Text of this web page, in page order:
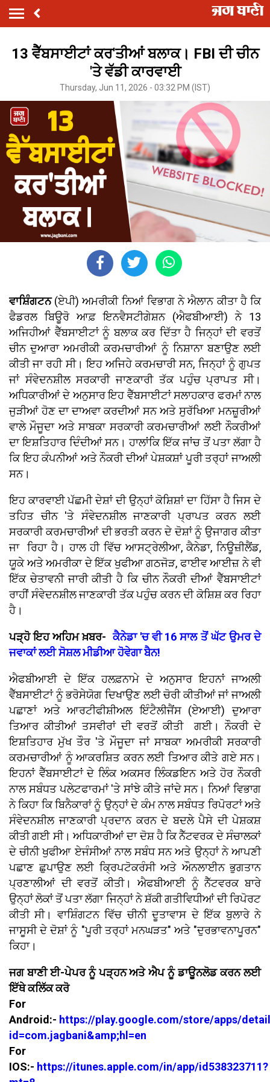
13 ਵੈੱਬਸਾਈਟਾਂ ਕਰ'ਤੀਆਂ ਬਲਾਕ। FBI ਦੀ ਚੀਨ
'ਤੇ ਵੱਡੀ ਕਾਰਵਾਈ
Thursday, Jun 11, 2026 - 03:32 PM (IST)
ਵਾਸ਼ਿੰਗਟਨ(ਏਪੀ) ਅਮਰੀਕੀ ਨਿਆਂ ਵਿਭਾਗ ਨੇ ਐਲਾਨ ਕੀਤਾ ਹੈ ਕਿ
ਫੈਡਰਲ ਬਿਊਰੋ ਆਫ਼ ਇਨਵੈਸਟੀਗੇਸ਼ਨ (ਐਫਬੀਆਈ) ਨੇ 13
ਅਜਿਹੀਆਂ ਵੈੱਬਸਾਈਟਾਂ ਨੂੰ ਬਲਾਕ ਕਰ ਦਿੱਤਾ ਹੈ ਜਿਨ੍ਹਾਂ ਦੀ ਵਰਤੋਂ
ਚੀਨ ਦੁਆਰਾ ਅਮਰੀਕੀ ਕਰਮਚਾਰੀਆਂ ਨੂੰ ਨਿਸ਼ਾਨਾ ਬਣਾਉਣ ਲਈ
ਕੀਤੀ ਜਾ ਰਹੀ ਸੀ। ਇਹ ਅਜਿਹੇ ਕਰਮਚਾਰੀ ਸਨ, ਜਿਨ੍ਹਾਂ ਨੂੰ ਗੁਪਤ
ਜਾਂ ਸੰਵੇਦਨਸ਼ੀਲ ਸਰਕਾਰੀ ਜਾਣਕਾਰੀ ਤੱਕ ਪਹੁੰਚ ਪ੍ਰਾਪਤ ਸੀ।
ਅਧਿਕਾਰੀਆਂ ਦੇ ਅਨੁਸਾਰ ਇਹ ਵੈੱਬਸਾਈਟਾਂ ਸਲਾਹਕਾਰ ਫਰਮਾਂ ਨਾਲ
ਜੁੜੀਆਂ ਹੋਣ ਦਾ ਦਾਅਵਾ ਕਰਦੀਆਂ ਸਨ ਅਤੇ ਸੁਰੱਖਿਆ ਮਨਜ਼ੂਰੀਆਂ
ਵਾਲੇ ਮੌਜੂਦਾ ਅਤੇ ਸਾਬਕਾ ਸਰਕਾਰੀ ਕਰਮਚਾਰੀਆਂ ਲਈ ਨੌਕਰੀਆਂ
ਦਾ ਇਸ਼ਤਿਹਾਰ ਦਿੰਦੀਆਂ ਸਨ। ਹਾਲਾਂਕਿ ਇੱਕ ਜਾਂਚ ਤੋਂ ਪਤਾ ਲੱਗਾ ਹੈ
ਕਿ ਇਹ ਕੰਪਨੀਆਂ ਅਤੇ ਨੌਕਰੀ ਦੀਆਂ ਪੇਸ਼ਕਸ਼ਾਂ ਪੂਰੀ ਤਰ੍ਹਾਂ ਜਾਅਲੀ
ਸਨ।
ਇਹ ਕਾਰਵਾਈ ਪੱਛਮੀ ਦੇਸ਼ਾਂ ਦੀ ਉਨ੍ਹਾਂ ਕੋਸ਼ਿਸ਼ਾਂ ਦਾ ਹਿੱਸਾ ਹੈ ਜਿਸ ਦੇ
ਤਹਿਤ ਚੀਨ 'ਤੇ ਸੰਵੇਦਨਸ਼ੀਲ ਜਾਣਕਾਰੀ ਪ੍ਰਾਪਤ ਕਰਨ ਲਈ
ਸਰਕਾਰੀ ਕਰਮਚਾਰੀਆਂ ਦੀ ਭਰਤੀ ਕਰਨ ਦੇ ਦੋਸ਼ਾਂ ਨੂੰ ਉਜਾਗਰ ਕੀਤਾ
ਜਾ ਰਿਹਾ ਹੈ। ਹਾਲ ਹੀ ਵਿੱਚ ਆਸਟ੍ਰੇਲੀਆ, ਕੈਨੇਡਾ, ਨਿਊਜ਼ੀਲੈਂਡ,
ਯੂਕੇ ਅਤੇ ਅਮਰੀਕਾ ਦੇ ਇੱਕ ਖੁਫੀਆ ਗਠਜੋੜ, ਫਾਈਵ ਆਈਜ਼ ਨੇ ਵੀ
ਇੱਕ ਚੇਤਾਵਨੀ ਜਾਰੀ ਕੀਤੀ ਹੈ ਕਿ ਚੀਨ ਨੌਕਰੀ ਦੀਆਂ ਵੈੱਬਸਾਈਟਾਂ
ਰਾਹੀਂ ਸੰਵੇਦਨਸ਼ੀਲ ਜਾਣਕਾਰੀ ਤੱਕ ਪਹੁੰਚ ਕਰਨ ਦੀ ਕੋਸ਼ਿਸ਼ ਕਰ ਰਿਹਾ
ਹੈ।
ਪੜ੍ਹੋ ਇਹ ਅਹਿਮ ਖ਼ਬਰ-ਕੈਨੇਡਾ 'ਚ ਵੀ 16 ਸਾਲ ਤੋਂ ਘੱਟ ਉਮਰ ਦੇ
ਜਵਾਕਾਂ ਲਈ ਸੋਸ਼ਲ ਮੀਡੀਆ ਹੋਵੇਗਾ ਬੈਨ!
ਐਫਬੀਆਈ ਦੇ ਇੱਕ ਹਲਫ਼ਨਾਮੇ ਦੇ ਅਨੁਸਾਰ ਇਹਨਾਂ ਜਾਅਲੀ
ਵੈੱਬਸਾਈਟਾਂ ਨੂੰ ਭਰੋਸੇਯੋਗ ਦਿਖਾਉਣ ਲਈ ਚੋਰੀ ਕੀਤੀਆਂ ਜਾਂ ਜਾਅਲੀ
ਪਛਾਣਾਂ ਅਤੇ ਆਰਟੀਫੀਸ਼ੀਅਲ ਇੰਟੈਲੀਜੈਂਸ (ਏਆਈ) ਦੁਆਰਾ
ਤਿਆਰ ਕੀਤੀਆਂ ਤਸਵੀਰਾਂ ਦੀ ਵਰਤੋਂ ਕੀਤੀ ਗਈ। ਨੌਕਰੀ ਦੇ
ਇਸ਼ਤਿਹਾਰ ਮੁੱਖ ਤੌਰ 'ਤੇ ਮੌਜੂਦਾ ਜਾਂ ਸਾਬਕਾ ਅਮਰੀਕੀ ਸਰਕਾਰੀ
ਕਰਮਚਾਰੀਆਂ ਨੂੰ ਆਕਰਸ਼ਿਤ ਕਰਨ ਲਈ ਤਿਆਰ ਕੀਤੇ ਗਏ ਸਨ।
ਇਹਨਾਂ ਵੈੱਬਸਾਈਟਾਂ ਦੇ ਲਿੰਕ ਅਕਸਰ ਲਿੰਕਡਇਨ ਅਤੇ ਹੋਰ ਨੌਕਰੀ
ਨਾਲ ਸਬੰਧਤ ਪਲੇਟਫਾਰਮਾਂ 'ਤੇ ਸਾਂਝੇ ਕੀਤੇ ਜਾਂਦੇ ਸਨ। ਨਿਆਂ ਵਿਭਾਗ
ਨੇ ਕਿਹਾ ਕਿ ਬਿਨੈਕਾਰਾਂ ਨੂੰ ਉਨ੍ਹਾਂ ਦੇ ਕੰਮ ਨਾਲ ਸਬੰਧਤ ਰਿਪੋਰਟਾਂ ਅਤੇ
ਸੰਵੇਦਨਸ਼ੀਲ ਜਾਣਕਾਰੀ ਪ੍ਰਦਾਨ ਕਰਨ ਦੇ ਬਦਲੇ ਪੈਸੇ ਦੀ ਪੇਸ਼ਕਸ਼
ਕੀਤੀ ਗਈ ਸੀ। ਅਧਿਕਾਰੀਆਂ ਦਾ ਦੋਸ਼ ਹੈ ਕਿ ਨੈੱਟਵਰਕ ਦੇ ਸੰਚਾਲਕਾਂ
ਦੇ ਚੀਨੀ ਖੁਫੀਆ ਏਜੰਸੀਆਂ ਨਾਲ ਸਬੰਧ ਸਨ ਅਤੇ ਉਨ੍ਹਾਂ ਨੇ ਆਪਣੀ
ਪਛਾਣ ਛੁਪਾਉਣ ਲਈ ਕ੍ਰਿਪਟੋਕਰੰਸੀ ਅਤੇ ਔਨਲਾਈਨ ਭੁਗਤਾਨ
ਪ੍ਰਣਾਲੀਆਂ ਦੀ ਵਰਤੋਂ ਕੀਤੀ। ਐਫਬੀਆਈ ਨੂੰ ਨੈੱਟਵਰਕ ਬਾਰੇ
ਉਨ੍ਹਾਂ ਲੋਕਾਂ ਤੋਂ ਪਤਾ ਲੱਗਾ ਜਿਨ੍ਹਾਂ ਨੇ ਸ਼ੱਕੀ ਗਤੀਵਿਧੀਆਂ ਦੀ ਰਿਪੋਰਟ
ਕੀਤੀ ਸੀ। ਵਾਸ਼ਿੰਗਟਨ ਵਿੱਚ ਚੀਨੀ ਦੂਤਾਵਾਸ ਦੇ ਇੱਕ ਬੁਲਾਰੇ ਨੇ
ਜਾਸੂਸੀ ਦੇ ਦੋਸ਼ਾਂ ਨੂੰ "ਪੂਰੀ ਤਰ੍ਹਾਂ ਮਨਘੜਤ" ਅਤੇ "ਦੁਰਭਾਵਨਾਪੂਰਨ"
ਕਿਹਾ।
ਜਗ ਬਾਣੀ ਈ-ਪੇਪਰ ਨੂੰ ਪੜ੍ਹਨ ਅਤੇ ਐਪ ਨੂੰ ਡਾਊਨਲੋਡ ਕਰਨ ਲਈ
ਇੱਥੇ ਕਲਿੱਕ ਕਰੋ
For
Android:- https://play.google.com/store/apps/
id=com.jagbani&amp;hl=en
For
IOS:- https://itunes.apple.com/in/app/id538323711?